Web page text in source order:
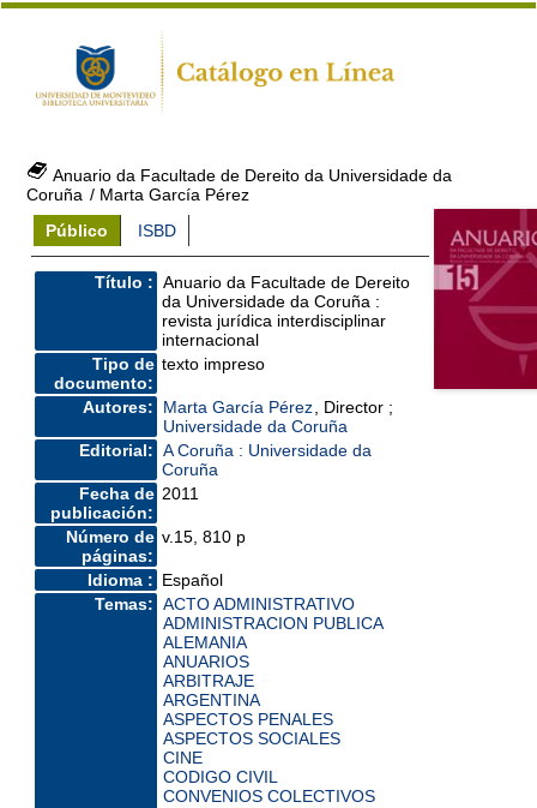
Anuario da Facultade de Dereito da Universidade da
Coruña / Marta García Pérez
Público
ISBD
Título : Anuario da Facultade de Dereito
da Universidade da Coruña :
revista jurídica interdisciplinar
internacional
Tipo de
documento:
texto impreso
Autores: Marta García Pérez , Director ;
Universidade da Coruña
Editorial: A Coruña : Universidade da
Coruña
Fecha de
publicación:
2011
Número de
páginas:
v.15, 810 p
Idioma : Español
Temas: ACTO ADMINISTRATIVO
ADMINISTRACION PUBLICA
ALEMANIA
ANUARIOS
ARBITRAJE
ARGENTINA
ASPECTOS PENALES
ASPECTOS SOCIALES
CINE
CODIGO CIVIL
CONVENIOS COLECTIVOS